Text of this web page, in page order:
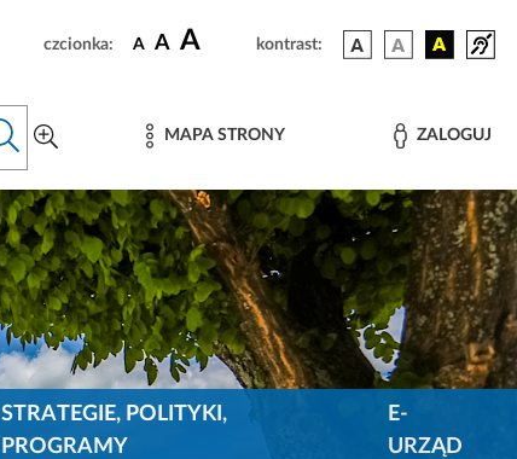
czcionka: A A A kontrast:
MAPA STRONY ZALOGUJ
STRATEGIE, POLITYKI,
PROGRAMY
E-
URZĄD